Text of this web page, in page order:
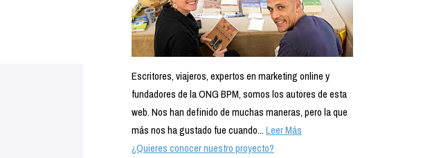
Escritores, viajeros, expertos en marketing online y
fundadores de la ONG BPM, somos los autores de esta
web. Nos han definido de muchas maneras, pero la que
más nos ha gustado fue cuando...Leer Más
¿Quieres conocer nuestro proyecto?